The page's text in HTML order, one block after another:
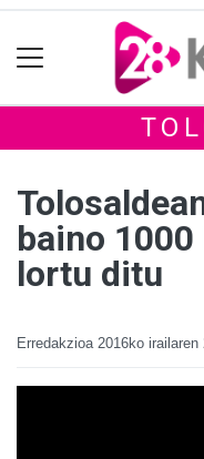
baino
lortu ditu
Erredakzioa 2016ko irailaren